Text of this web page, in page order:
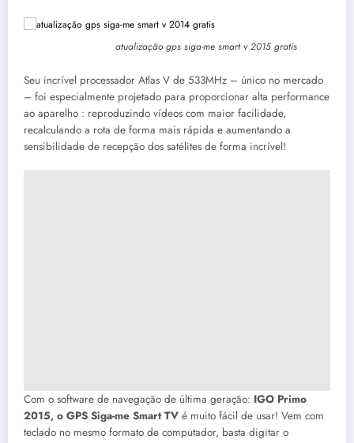
atualização gps siga-me smart v 2015 gratis
Seu incrível processador Atlas V de 533MHz – único no mercado
– foi especialmente projetado para proporcionar alta performance
ao aparelho : reproduzindo vídeos com maior facilidade,
recalculando a rota de forma mais rápida e aumentando a
sensibilidade de recepção dos satélites de forma incrível!
Com o software de navegação de última geração: IGO Primo
2015, o GPS Siga-me Smart TV é muito fácil de usar! Vem com
teclado no mesmo formato de computador, basta digitar o